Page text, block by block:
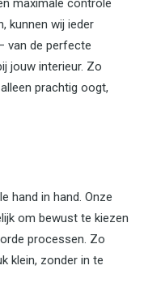
maximale controle
kunnen wij ieder
van de perfecte
jouw interieur. Zo
prachtig oogt,
hand in hand. Onze
om bewust te kiezen
processen. Zo
klein, zonder in te